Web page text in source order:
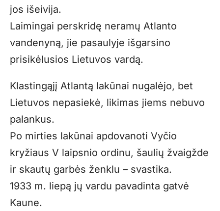
jos išeivija.
Laimingai perskridę neramų Atlanto
vandenyną, jie pasaulyje išgarsino
prisikėlusios Lietuvos vardą.
Klastingąjį Atlantą lakūnai nugalėjo, bet
Lietuvos nepasiekė, likimas jiems nebuvo
palankus.
Po mirties lakūnai apdovanoti Vyčio
kryžiaus V laipsnio ordinu, šaulių žvaigžde
ir skautų garbės ženklu – svastika.
1933 m. liepą jų vardu pavadinta gatvė
Kaune.